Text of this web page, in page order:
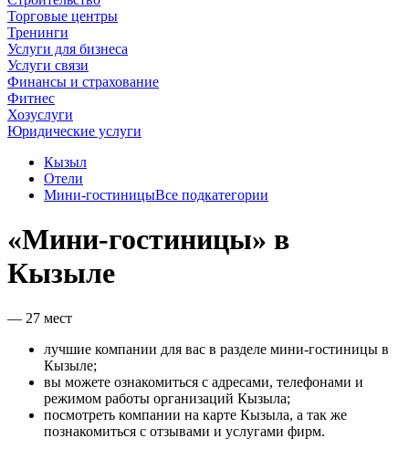
Торговые центры
Тренинги
Услуги для бизнеса
Услуги связи
Финансы и страхование
Фитнес
Хозуслуги
Юридические услуги
Кызыл
Отели
Мини-гостиницыВсе подкатегории
«Мини-гостиницы» в
Кызыле
— 27 мест
лучшие компании для вас в разделе мини-гостиницы в
Кызыле;
вы можете ознакомиться с адресами, телефонами и
режимом работы организаций Кызыла;
посмотреть компании на карте Кызыла, а так же
познакомиться с отзывами и услугами фирм.